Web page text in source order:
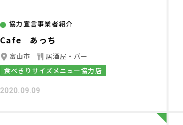
協力宣言事業者紹介
Cafe あっち
富山市
居酒屋・バー
食べきりサイズメニュー協力店
2020.09.09